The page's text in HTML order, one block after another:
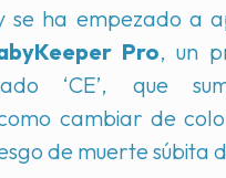
se ha empezado a
Pro, un
‘CE’, que
cambiar de
de muerte súbita